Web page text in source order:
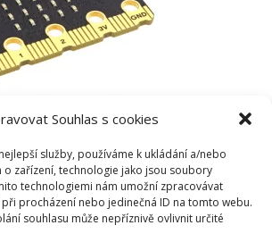
Souhlas s cookies
služby, používáme k ukládání a/nebo
zařízení, technologie jako jsou soubory
technologiemi nám umožní zpracovávat
procházení nebo jedinečná ID na tomto webu.
souhlasu může nepříznivě ovlivnit určité